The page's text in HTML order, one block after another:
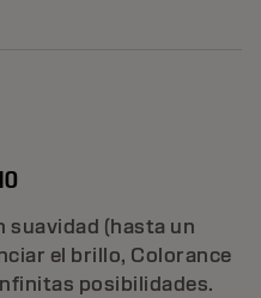
suavidad (hasta un
el brillo, Colorance
posibilidades.